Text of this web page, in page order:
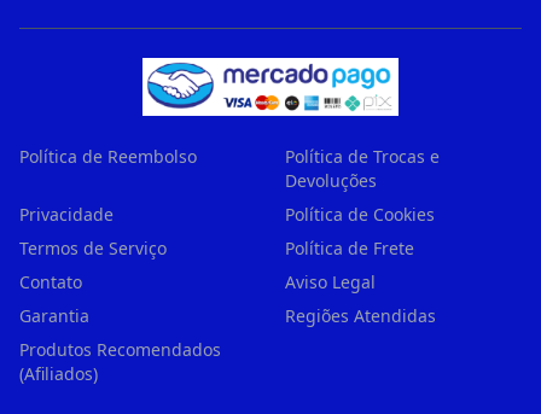
Política de Reembolso
Política de Trocas e
Devoluções
Privacidade
Política de Cookies
Termos de Serviço
Política de Frete
Contato
Aviso Legal
Garantia
Regiões Atendidas
Produtos Recomendados
(Afiliados)